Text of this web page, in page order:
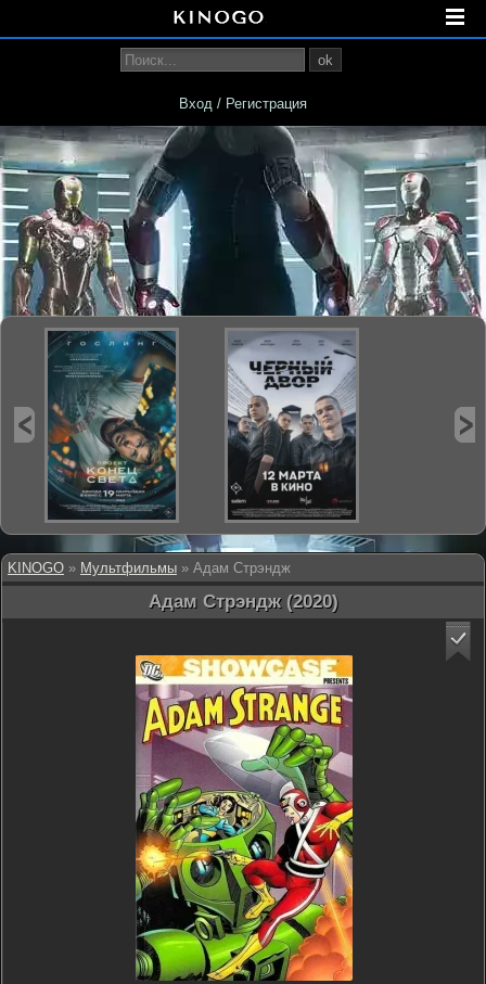
KINOGO » Мультфильмы » Адам Стрэндж
Адам Стрэндж (2020)
ok
Вход / Регистрация